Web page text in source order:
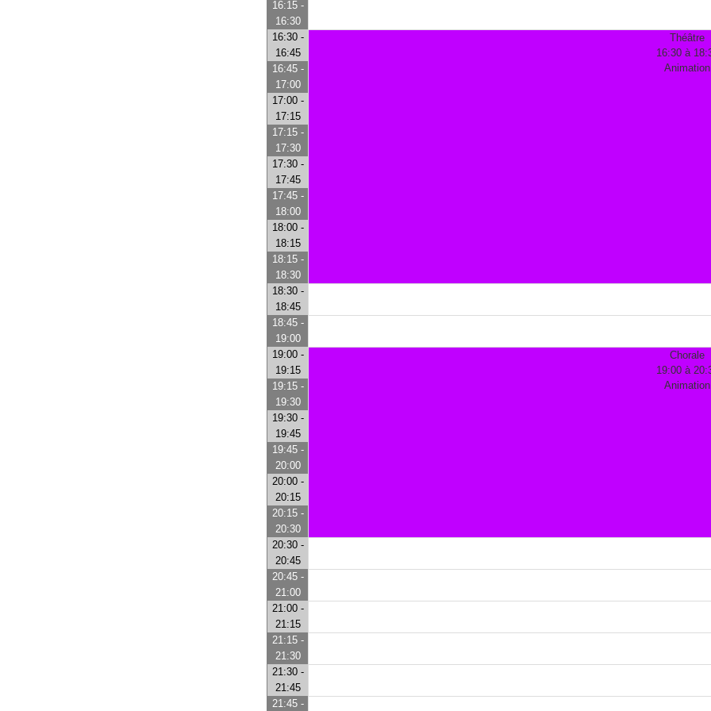
16:15 -
16:30
16:30 -
16:45
Théâtre
16:30 à
Animation
16:45 -
17:00
17:00 -
17:15
17:15 -
17:30
17:30 -
17:45
17:45 -
18:00
18:00 -
18:15
18:15 -
18:30
18:30 -
18:45
18:45 -
19:00
19:00 -
19:15
Chorale
19:00 à
Animation
19:15 -
19:30
19:30 -
19:45
19:45 -
20:00
20:00 -
20:15
20:15 -
20:30
20:30 -
20:45
20:45 -
21:00
21:00 -
21:15
21:15 -
21:30
21:30 -
21:45
21:45 -